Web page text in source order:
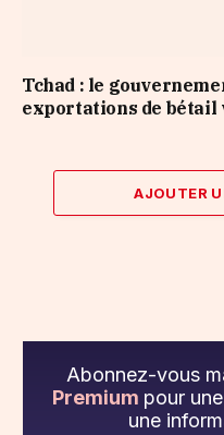
Tchad : le
exportations de bétail
AJOUTER
Abonnez-vous
Premium pour
une